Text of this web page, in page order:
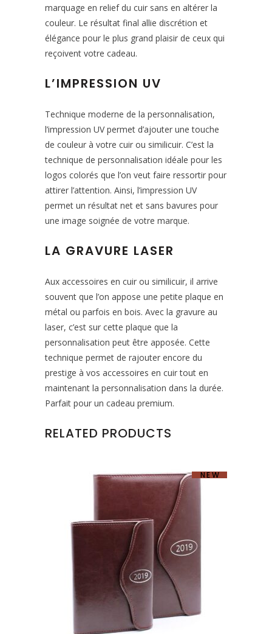
marquage en relief du cuir sans en altérer la
couleur. Le résultat final allie discrétion et
élégance pour le plus grand plaisir de ceux qui
reçoivent votre cadeau.
L’IMPRESSION UV
Technique moderne de la personnalisation,
l’impression UV permet d’ajouter une touche
de couleur à votre cuir ou similicuir. C’est la
technique de personnalisation idéale pour les
logos colorés que l’on veut faire ressortir pour
attirer l’attention. Ainsi, l’impression UV
permet un résultat net et sans bavures pour
une image soignée de votre marque.
LA GRAVURE LASER
Aux accessoires en cuir ou similicuir, il arrive
souvent que l’on appose une petite plaque en
métal ou parfois en bois. Avec la gravure au
laser, c’est sur cette plaque que la
personnalisation peut être apposée. Cette
technique permet de rajouter encore du
prestige à vos accessoires en cuir tout en
maintenant la personnalisation dans la durée.
Parfait pour un cadeau premium.
RELATED PRODUCTS
NEW